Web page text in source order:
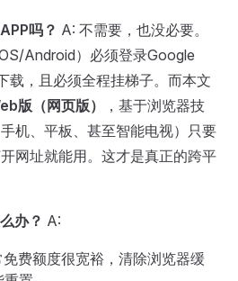
吗？ A: 不需要，也没必要。
Android）必须登录Google
载，且必须全程挂梯子。而本文
版（网页版）
，基于浏览器技
机、平板、甚至智能电视）只要
网址就能用。这才是真正的跨平
办？ A:
免费额度很宽裕，清除浏览器缓